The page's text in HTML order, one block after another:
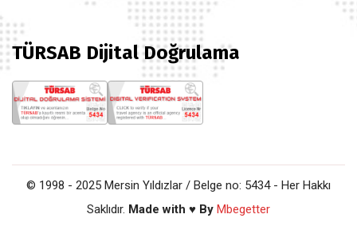
TÜRSAB Dijital Doğrulama
© 1998 - 2025 Mersin Yıldızlar / Belge no: 5434 - Her Hakkı
Saklıdır. Made with ♥ By Mbegetter